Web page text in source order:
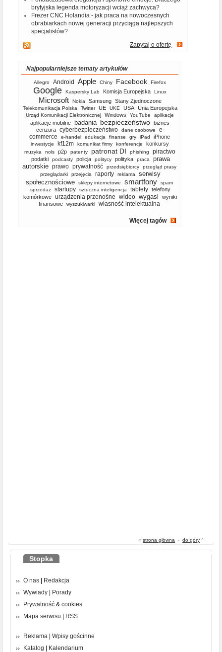
brytyjska legenda motoryzacji wciąż zachwyca?
Frezer CNC Holandia - jak praca na nowoczesnych
obrabiarkach nowej generacji przyciąga najlepszych
specjalistów?
Zapytaj o ofertę
Najpopularniejsze tematy artykułów
Allegro Android Apple Chiny Facebook Firefox
Google Kaspersky Lab Komisja Europejska Linux
Microsoft Nokia Samsung Stany Zjednoczone
Telekomunikacja Polska Twitter UE UKE USA Unia Europejska
Urząd Komunikacji Elektronicznej Windows YouTube aplikacje
aplikacje mobilne badania bezpieczeństwo biznes
cenzura cyberbezpieczeństwo dane osobowe
e-
commerce
e-handel edukacja finanse gry iPad iPhone
inwestycje kf12m komunikat firmy konferencje konkursy
muzyka nols p2p patenty patronat DI phishing piractwo
podatki podcasty policja politycy polityka praca
prawa
autorskie prawo prywatność przedsiębiorcy
przegląd prasy
przeglądarki
przejęcia raporty reklama
serwisy
społecznościowe
sklepy internetowe smartfony
spam
sprzedaż
startupy sztuczna inteligencja tablety telefony
komórkowe
urządzenia przenośne wideo wygasl
wyniki
finansowe
wyszukiwarki własność intelektualna
Więcej tagów
« strona główna - do góry ^
Stopka
O nas
Redakcja
Wywiady
Porady
Prywatność & cookies
Mapa serwisu
RSS
Reklama
Wpisy gościnne
Katalog
Kalendarium